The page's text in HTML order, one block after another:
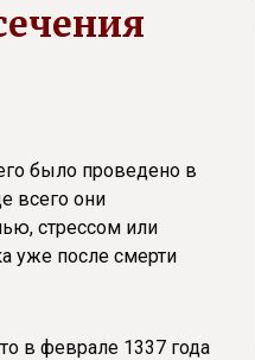
было проведено в
всего они
стрессом или
уже после смерти
в феврале 1337 года